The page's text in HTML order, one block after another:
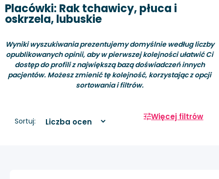
Placówki: Rak tchawicy, płuca i
oskrzela, lubuskie
Wyniki wyszukiwania prezentujemy domyślnie według liczby
opublikowanych opinii, aby w pierwszej kolejności ułatwić Ci
dostęp do profili z największą bazą doświadczeń innych
pacjentów. Możesz zmienić tę kolejność, korzystając z opcji
sortowania i filtrów.
Sortuj: Więcej filtrów